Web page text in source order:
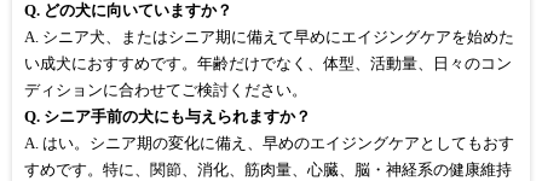
Q. どの犬に向いていますか？
A. シニア犬、またはシニア期に備えて早めにエイジングケアを始めた
い成犬におすすめです。年齢だけでなく、体型、活動量、日々のコン
ディションに合わせてご検討ください。
Q. シニア手前の犬にも与えられますか？
A. はい。シニア期の変化に備え、早めのエイジングケアとしてもおす
すめです。特に、関節、消化、筋肉量、心臓、脳・神経系の健康維持